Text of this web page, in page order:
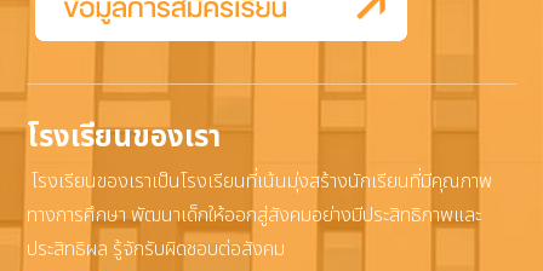
โรงเรียนของเรา
โรงเรียนของเราเป็นโรงเรียนที่เน้นมุ่งสร้างนักเรียนที่มีคุณภาพ
ทางการศึกษา พัฒนาเด็กให้ออกสู่สังคมอย่างมีประสิทธิภาพและ
ประสิทธิผล รู้จักรับผิดชอบต่อสังคม